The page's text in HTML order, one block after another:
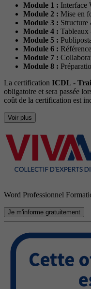
Module 1 : Interface
Module 2 : Mise en
Module 3 : Structure
Module 4 : Tableaux
Module 5 :
Module 6 :
Module 7 :
Module 8 :
La certification ICDL -
obligatoire et sera passée
coût de la certification est
Voir plus
Word Professionnel
Je m'informe gratuitement